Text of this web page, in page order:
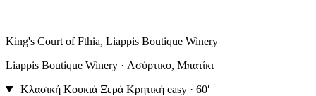
King's Court of Fthia, Liappis Boutique Winery
Liappis Boutique Winery · Ασύρτικο, Μπατίκι
Κλασική Κουκιά Ξερά Κρητική easy · 60′